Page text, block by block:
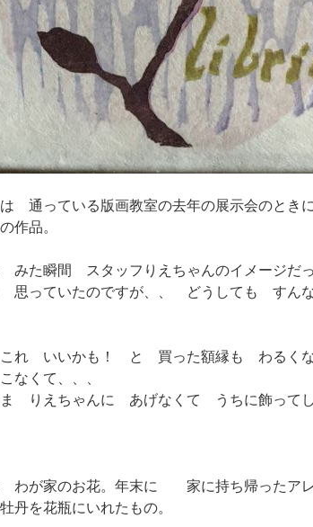
は 通っている版画教室の去年の展示会のと
作品。
みた瞬間 スタッフりえちゃんのイメージだ
思っていたのですが、、 どうしても すんな
れ いいかも！ と 買った額縁も わるく
なくて、、、
りえちゃんに あげなくて うちに飾ってし
わが家のお花。年末に 家に持ち帰ったア
丹を花瓶にいれたもの。